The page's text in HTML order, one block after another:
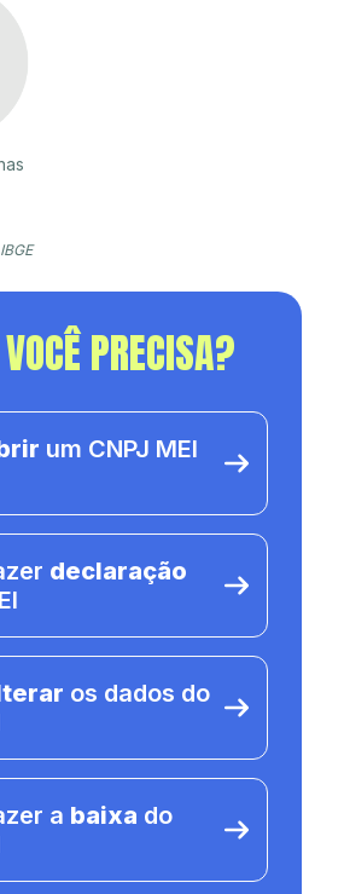
PRECISA?
um CNPJ MEI
declaração
os dados do
a baixa do